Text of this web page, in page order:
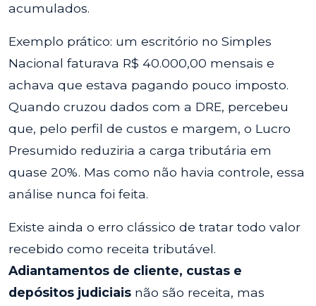
acumulados.
Exemplo prático: um escritório no Simples
Nacional faturava R$ 40.000,00 mensais e
achava que estava pagando pouco imposto.
Quando cruzou dados com a DRE, percebeu
que, pelo perfil de custos e margem, o Lucro
Presumido reduziria a carga tributária em
quase 20%. Mas como não havia controle, essa
análise nunca foi feita.
Existe ainda o erro clássico de tratar todo valor
recebido como receita tributável.
Adiantamentos de cliente, custas e
depósitos judiciais não são receita, mas